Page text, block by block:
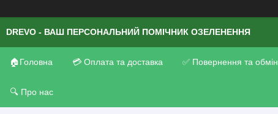
DREVO - ВАШ ПЕРСОНАЛЬНИЙ ПОМІЧНИК ОЗЕЛЕНЕННЯ
🏠Головна 💳 Оплата та доставка ✅ Повернення та обмін
🔍 Про нас